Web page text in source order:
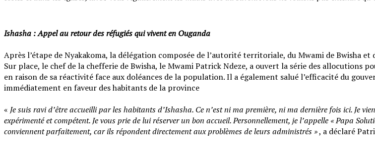
Ishasha : Appel au retour des réfugiés qui vivent en Ouganda
‎Après l’étape de Nyakakoma, la délégation composée de l’autorité territoriale, du Mwami de Bwisha
‎Sur place, le chef de la chefferie de Bwisha, le Mwami Patrick Ndeze, a ouvert la série des
en raison de sa réactivité face aux doléances de la population. Il a également salué l’efficacité du
immédiatement en faveur des habitants de la province
‎« Je suis ravi d’être accueilli par les habitants d’Ishasha. Ce n’est ni ma première, ni ma dernière fois ici. Je
expérimenté et compétent. Je vous prie de lui réserver un bon accueil. Personnellement, je l’appelle « Papa
conviennent parfaitement, car ils répondent directement aux problèmes de leurs administrés », a déclaré